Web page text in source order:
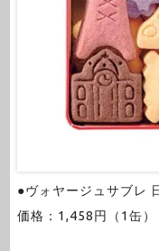
●ヴォヤージュサブレ
価格：1,458円（1缶）